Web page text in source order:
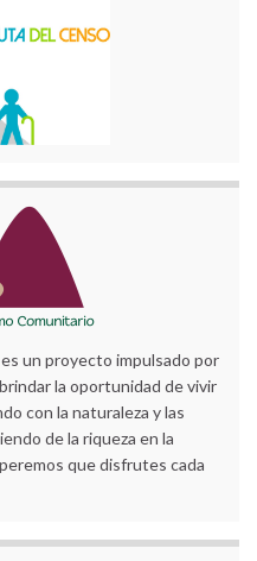
un proyecto impulsado por
la oportunidad de vivir
con la naturaleza y las
de la riqueza en la
que disfrutes cada